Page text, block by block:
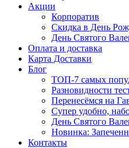
Акции
Корпоратив
Скидка в День
День Святого
Оплата и доставка
Карта Доставки
Блог
ТОП-7 самых
Разновидности
Перенесёмся на
Супер удобно,
День Святого
Новинка:
Контакты